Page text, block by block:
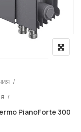
PianoForte 300